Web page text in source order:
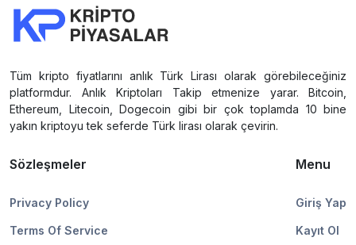
Tüm kripto fiyatlarını anlık Türk Lirası olarak görebileceğiniz
platformdur. Anlık Kriptoları Takip etmenize yarar. Bitcoin,
Ethereum, Litecoin, Dogecoin gibi bir çok toplamda 10 bine
yakın kriptoyu tek seferde Türk lirası olarak çevirin.
Sözleşmeler
Privacy Policy
Terms Of Service
Menu
Giriş Yap
Kayıt Ol